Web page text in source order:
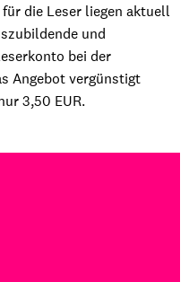
die Leser liegen aktuell
und
bei der
Angebot vergünstigt
3,50 EUR.